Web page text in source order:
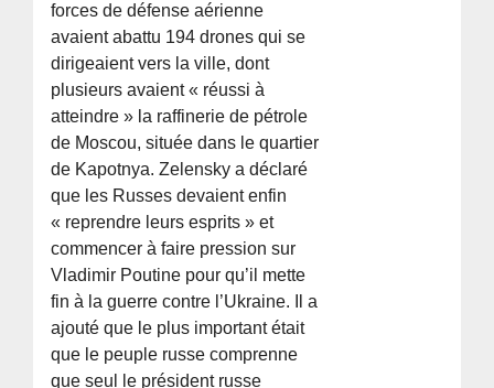
forces de défense aérienne
avaient abattu 194 drones qui se
dirigeaient vers la ville, dont
plusieurs avaient « réussi à
atteindre » la raffinerie de pétrole
de Moscou, située dans le quartier
de Kapotnya. Zelensky a déclaré
que les Russes devaient enfin
« reprendre leurs esprits » et
commencer à faire pression sur
Vladimir Poutine pour qu’il mette
fin à la guerre contre l’Ukraine. Il a
ajouté que le plus important était
que le peuple russe comprenne
que seul le président russe